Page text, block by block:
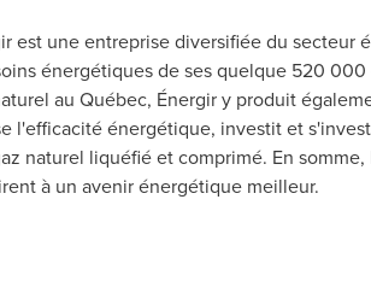
est une entreprise diversifiée du secteur
énergétiques de ses quelque 520
au Québec, Énergir y produit
l'efficacité énergétique, investit et
naturel liquéfié et comprimé. En
à un avenir énergétique meilleur.